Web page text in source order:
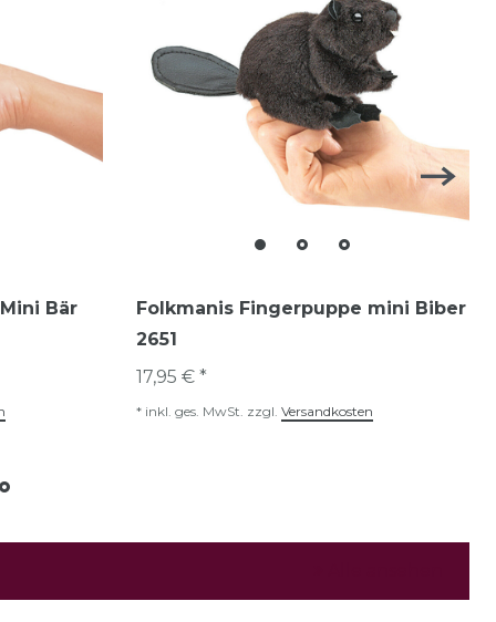
Bär
Folkmanis Fingerpuppe mini Biber
2651
17,95 € *
* inkl. ges. MwSt. zzgl. Versandkosten